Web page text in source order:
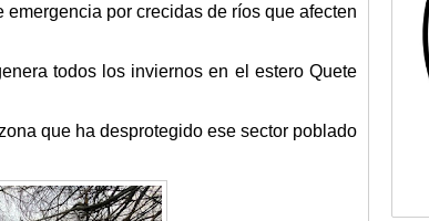
por crecidas de ríos que afecten
todos los inviernos en el estero Quete
que ha desprotegido ese sector poblado